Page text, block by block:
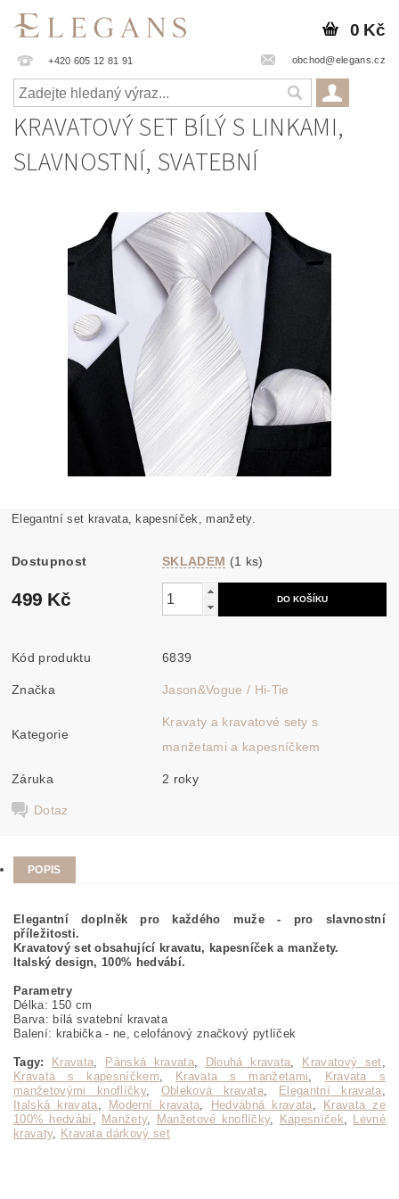
+420 605 12 81 91 obchod@elegans.cz
0 Kč
KRAVATOVÝ SET BÍLÝ S LINKAMI,
SLAVNOSTNÍ, SVATEBNÍ
Elegantní set kravata, kapesníček, manžety.
Dostupnost SKLADEM (1 ks)
499 Kč
Kód produktu 6839
Značka Jason&Vogue / Hi-Tie
Kategorie
Kravaty a kravatové sety s
manžetami a kapesníčkem
Záruka 2 roky
Dotaz
POPIS
Elegantní doplněk pro každého muže - pro slavnostní
příležitosti.
Kravatový set obsahující kravatu, kapesníček a manžety.
Italský design, 100% hedvábí.
Parametry
Délka: 150 cm
Barva: bílá svatební kravata
Balení: krabička - ne, celofánový značkový pytlíček
Tagy: Kravata, Pánská kravata, Dlouhá kravata, Kravatový set,
Kravata s kapesníčkem, Kravata s manžetami,
Kravata s
manžetovými knoflíčky, Obleková kravata, Elegantní kravata,
Italská kravata, Moderní kravata, Hedvábná kravata,
Kravata ze
100% hedvábí, Manžety, Manžetové knoflíčky, Kapesníček, Levné
kravaty, Kravata dárkový set